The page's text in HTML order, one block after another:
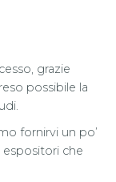
grazie
possibile la
fornirvi un po’
che